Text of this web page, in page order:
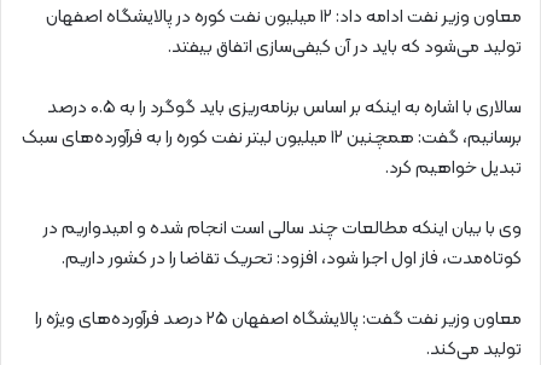
معاون وزیر نفت ادامه داد: ۱۲ میلیون نفت کوره در پالایشگاه اصفهان
تولید می‌شود که باید در آن کیفی‌سازی اتفاق بیفتد.
سالاری با اشاره به اینکه بر اساس برنامه‌ریزی باید گوگرد را به ۰.۵ درصد
برسانیم، گفت: همچنین ۱۲ میلیون لیتر نفت کوره را به فرآورده‌های سبک
تبدیل خواهیم کرد.
وی با بیان اینکه مطالعات چند سالی است انجام شده و امیدواریم در
کوتاه‌مدت، فاز اول اجرا شود، افزود: تحریک تقاضا را در کشور داریم.
معاون وزیر نفت گفت: پالایشگاه اصفهان ۲۵ درصد فرآورده‌های ویژه را
تولید می‌کند.